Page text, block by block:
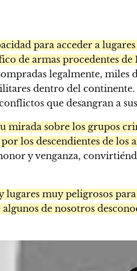
para acceder a
de armas procedentes de
legalmente, miles
dentro del continente.
que desangran a
mirada sobre los grupos
los descendientes de los
y venganza,
lugares muy peligrosos
de nosotros